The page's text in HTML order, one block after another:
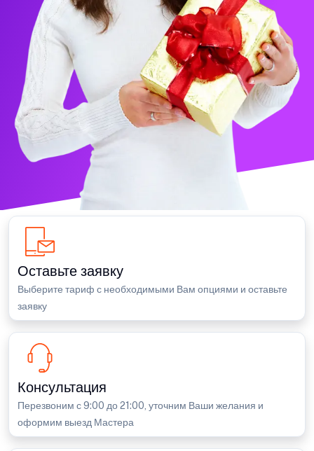
Оставьте заявку
Выберите тариф с необходимыми Вам опциями и оставьте
заявку
Консультация
Перезвоним с 9:00 до 21:00, уточним Ваши желания и
оформим выезд Мастера